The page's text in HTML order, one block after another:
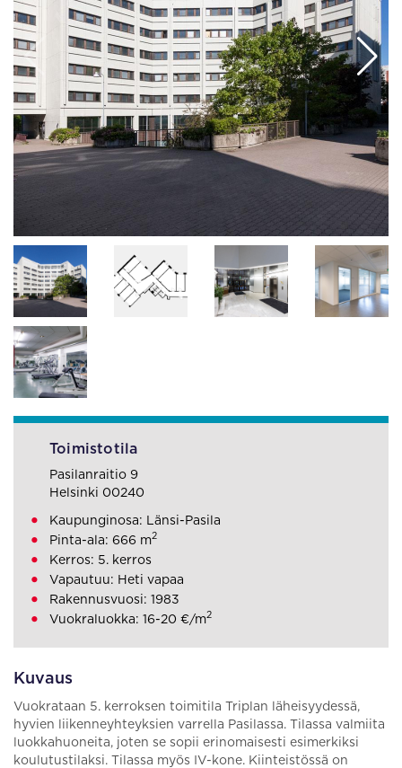
Kuvaus
Vuokrataan 5. kerroksen toimitila Triplan läheisyydessä,
hyvien liikenneyhteyksien varrella Pasilassa. Tilassa valmiita
luokkahuoneita, joten se sopii erinomaisesti esimerkiksi
koulutustilaksi. Tilassa myös IV-kone. Kiinteistössä on
Toimistotila
Pasilanraitio 9
Helsinki 00240
Kaupunginosa: Länsi-Pasila
Pinta-ala: 666 m2
Kerros: 5. kerros
Vapautuu: Heti vapaa
Rakennusvuosi: 1983
Vuokraluokka: 16-20 €/m2